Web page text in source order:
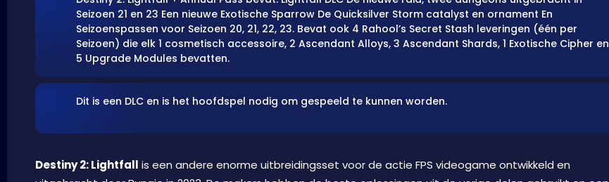
Seizoen 21 en 23 Een nieuwe Exotische Sparrow De Quicksilver Storm catalyst en ornament En
Seizoenspassen voor Seizoen 20, 21, 22, 23. Bevat ook 4 Rahool’s Secret Stash leveringen (één per
Seizoen) die elk 1 cosmetisch accessoire, 2 Ascendant Alloys, 3 Ascendant Shards, 1 Exotische Cipher en
5 Upgrade Modules bevatten.
Dit is een DLC en is het hoofdspel nodig om gespeeld te kunnen worden.
Destiny 2: Lightfall is een andere enorme uitbreidingsset voor de actie FPS videogame ontwikkeld en